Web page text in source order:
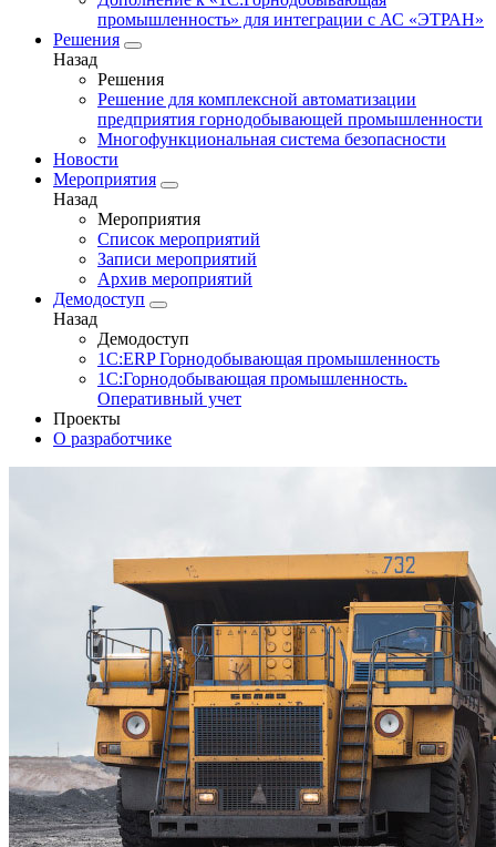
промышленность» для интеграции с АС «ЭТРАН»
Решения
Назад
Решения
Решение для комплексной автоматизации
предприятия горнодобывающей промышленности
Многофункциональная система безопасности
Новости
Мероприятия
Назад
Мероприятия
Список мероприятий
Записи мероприятий
Архив мероприятий
Демодоступ
Назад
Демодоступ
1С:ERP Горнодобывающая промышленность
1С:Горнодобывающая промышленность.
Оперативный учет
Проекты
О разработчике